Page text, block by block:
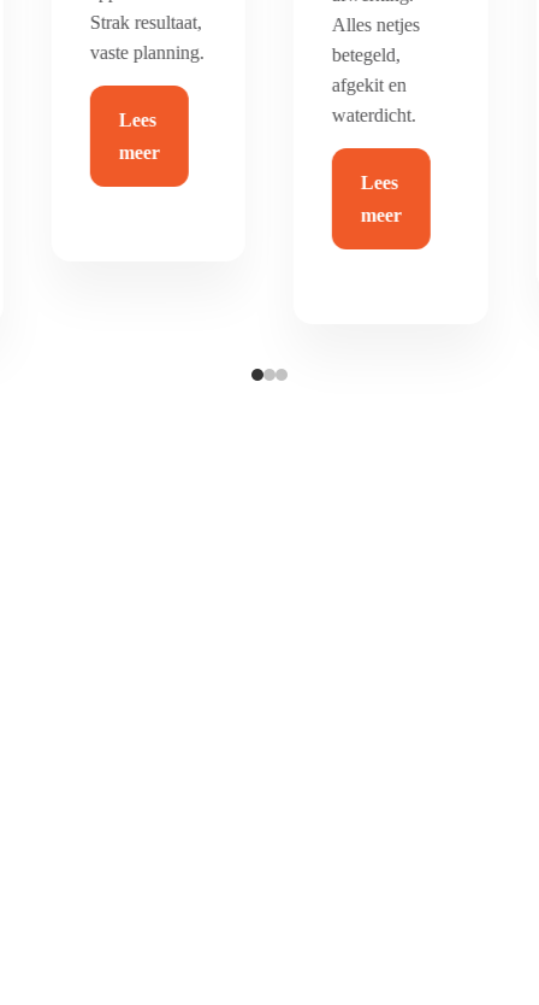
Alles netjes
betegeld,
afgekit en
waterdicht.
Lees
duurzaam en
helemaal van
nu.
Lees
meer